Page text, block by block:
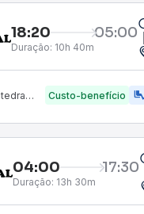
18:20 05:00
Duração: 10h 40m
Viação Catedral Turismo Custo-benefício airline_seat_legroom_extra
04:00 17:30
Duração: 13h 30m